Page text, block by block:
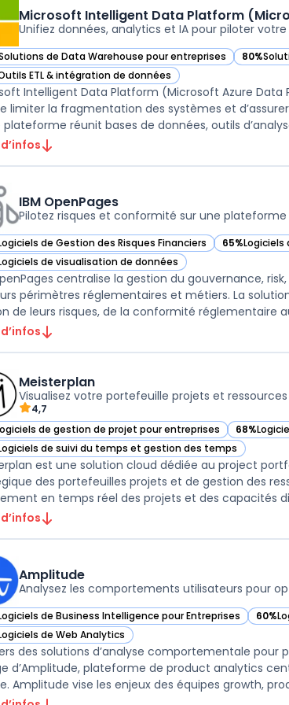
Microsoft Intelligent Data Platform
Unifiez données, analytics et IA pour piloter
de Data Warehouse pour entreprises
Microsoft Intelligent Data Platform (Microsoft Azure Data
80%
— voir
ETL & intégration de données
Microsoft Intelligent Data Platform (Microsoft Azure Data
Intelligent Data Platform (Microsoft Azure
limiter la fragmentation des systèmes et
IBM OpenPages
Pilotez risques et conformité sur une
de Gestion des Risques Financiers
IBM OpenPages dans cette catégorie 65%Logiciels
— voir IBM
de visualisation de données
IBM OpenPages dans cette catégorie
centralise la gestion du gouvernance,
périmètres réglementaires et métiers. La
de leurs risques, de la conformité réglementaire
Meisterplan
Visualisez votre portefeuille projets et
4,7
de gestion de projet pour entreprises
Meisterplan dans cette catégorie 68%
— voir
de suivi du temps et gestion des temps
Meisterplan dans cette catégorie
est une solution cloud dédiée au project
des portefeuilles projets et de gestion des
en temps réel des projets et des capacités
Amplitude
Analysez les comportements utilisateurs pour
de Business Intelligence pour Entreprises
Amplitude dans cette catégorie 60%
— voir
de Web Analytics
Amplitude dans cette catégorie
des solutions d’analyse comportementale
d’Amplitude, plateforme de product analytics
Amplitude vise les enjeux des équipes growth,